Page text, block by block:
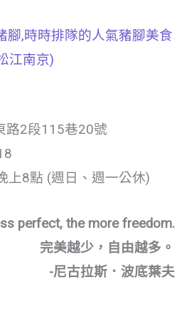
腳,時時排隊的人氣豬腳美食
江南京)
路2段115巷20號
上8點 (週日、週一公休)
perfect, the more freedom.
完美越少，自由越多。
-尼古拉斯．波底葉夫